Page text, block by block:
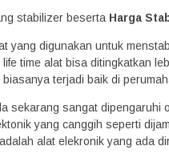
stabilizer beserta Harga
yang digunakan untuk
time alat bisa ditingkatkan
terjadi baik di
sekarang sangat
yang canggih seperti
alat elekronik yang ada